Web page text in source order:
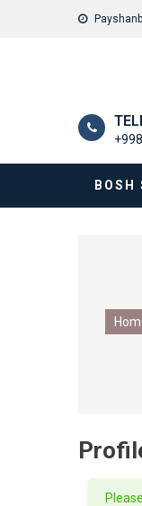
BOSH
Please